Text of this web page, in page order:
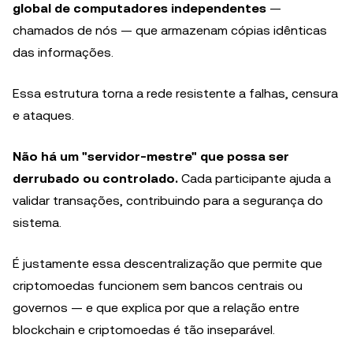
global de computadores independentes —
chamados de nós — que armazenam cópias idênticas
das informações.
Essa estrutura torna a rede resistente a falhas, censura
e ataques.
Não há um "servidor-mestre" que possa ser
derrubado ou controlado. Cada participante ajuda a
validar transações, contribuindo para a segurança do
sistema.
É justamente essa descentralização que permite que
criptomoedas funcionem sem bancos centrais ou
governos — e que explica por que a relação entre
blockchain e criptomoedas é tão inseparável.